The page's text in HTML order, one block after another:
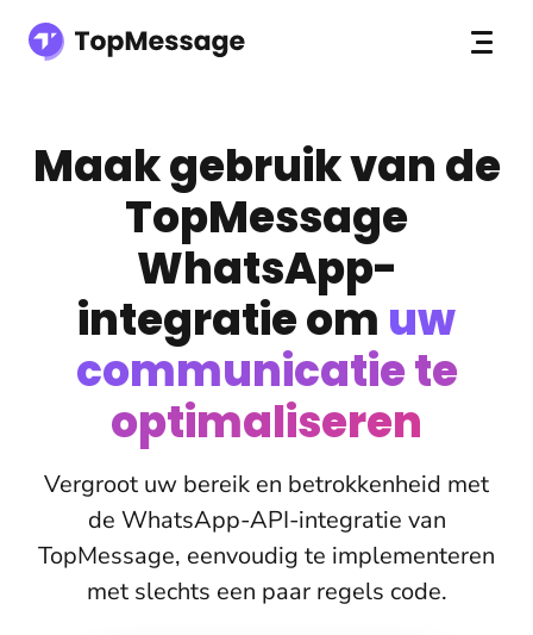
Maak gebruik van de
TopMessage
WhatsApp-
integratie om uw
communicatie te
optimaliseren
Vergroot uw bereik en betrokkenheid met
de WhatsApp-API-integratie van
TopMessage, eenvoudig te implementeren
met slechts een paar regels code.